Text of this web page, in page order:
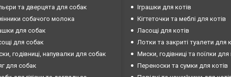
та дверцята для собак
собачого молока
для собак
для собак
годівниці, напувалки для собак
для собак
Іграшки для котів
Кігтеточки та меблі для котів
Ласощі для котів
Лотки та закриті туалети для
Миски, годівниці та поїлки для
Переноски та сумки для котів